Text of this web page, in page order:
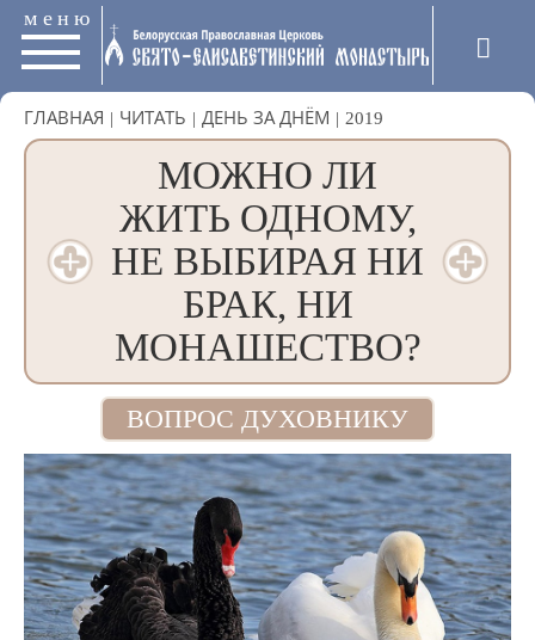
меню
ГЛАВНАЯ | ЧИТАТЬ | ДЕНЬ ЗА ДНЁМ | 2019
МОЖНО ЛИ
ЖИТЬ ОДНОМУ,
НЕ ВЫБИРАЯ НИ
БРАК, НИ
МОНАШЕСТВО?
ВОПРОС ДУХОВНИКУ